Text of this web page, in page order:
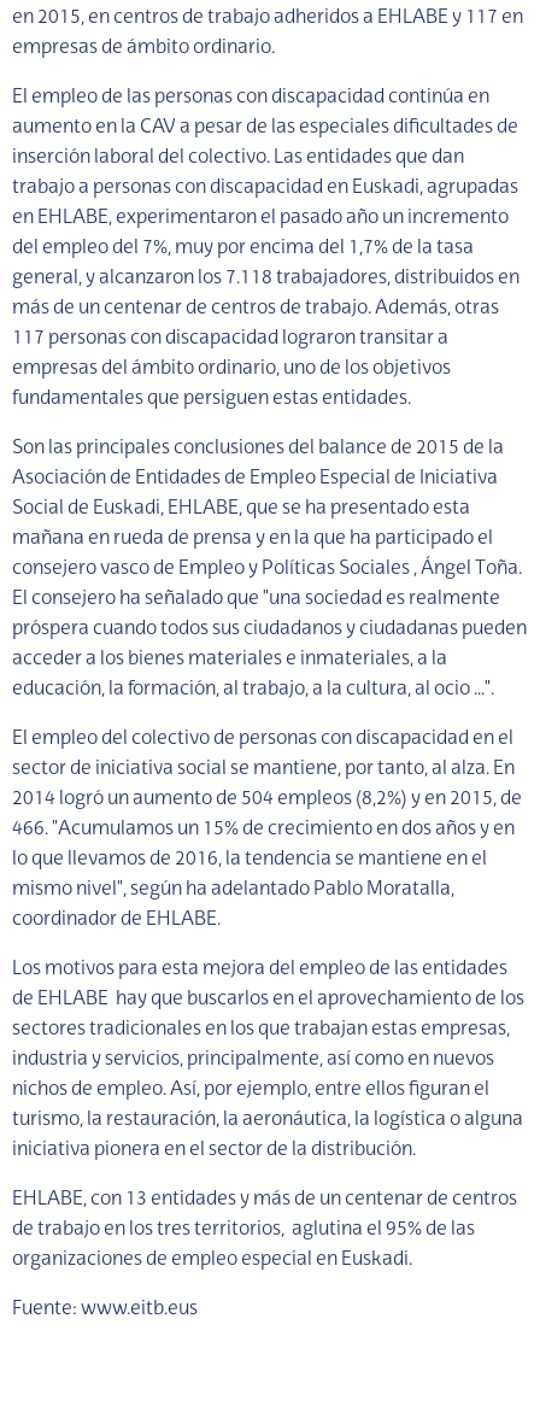
en 2015, en centros de trabajo adheridos a EHLABE y 117 en
empresas de ámbito ordinario.
El empleo de las personas con discapacidad continúa en
aumento en la CAV a pesar de las especiales dificultades de
inserción laboral del colectivo. Las entidades que dan
trabajo a personas con discapacidad en Euskadi, agrupadas
en EHLABE, experimentaron el pasado año un incremento
del empleo del 7%, muy por encima del 1,7% de la tasa
general, y alcanzaron los 7.118 trabajadores, distribuidos en
más de un centenar de centros de trabajo. Además, otras
117 personas con discapacidad lograron transitar a
empresas del ámbito ordinario, uno de los objetivos
fundamentales que persiguen estas entidades.
Son las principales conclusiones del balance de 2015 de la
Asociación de Entidades de Empleo Especial de Iniciativa
Social de Euskadi, EHLABE, que se ha presentado esta
mañana en rueda de prensa y en la que ha participado el
consejero vasco de Empleo y Políticas Sociales , Ángel Toña.
El consejero ha señalado que "una sociedad es realmente
próspera cuando todos sus ciudadanos y ciudadanas pueden
acceder a los bienes materiales e inmateriales, a la
educación, la formación, al trabajo, a la cultura, al ocio …".
El empleo del colectivo de personas con discapacidad en el
sector de iniciativa social se mantiene, por tanto, al alza. En
2014 logró un aumento de 504 empleos (8,2%) y en 2015, de
466. "Acumulamos un 15% de crecimiento en dos años y en
lo que llevamos de 2016, la tendencia se mantiene en el
mismo nivel", según ha adelantado Pablo Moratalla,
coordinador de EHLABE.
Los motivos para esta mejora del empleo de las entidades
de EHLABE hay que buscarlos en el aprovechamiento de los
sectores tradicionales en los que trabajan estas empresas,
industria y servicios, principalmente, así como en nuevos
nichos de empleo. Así, por ejemplo, entre ellos figuran el
turismo, la restauración, la aeronáutica, la logística o alguna
iniciativa pionera en el sector de la distribución.
EHLABE, con 13 entidades y más de un centenar de centros
de trabajo en los tres territorios, aglutina el 95% de las
organizaciones de empleo especial en Euskadi.
Fuente: www.eitb.eus